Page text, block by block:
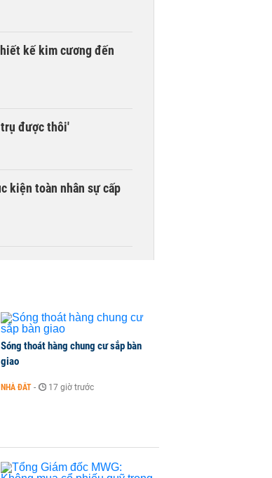
kế kim cương đến
trụ được thôi'
kiện toàn nhân sự cấp
Sóng thoát hàng chung cư sắp bàn
giao
NHÀ ĐẤT - 17 giờ trước